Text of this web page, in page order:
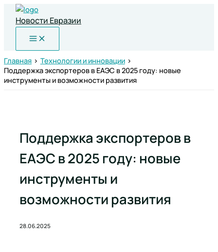
Перейти
содержимому
Новости Евразии
Главная
Технологии и инновации
Поддержка экспортеров в ЕАЭС в 2025 году: новые
инструменты и возможности развития
Поддержка экспортеров в
ЕАЭС в 2025 году: новые
инструменты и
возможности развития
28.06.2025